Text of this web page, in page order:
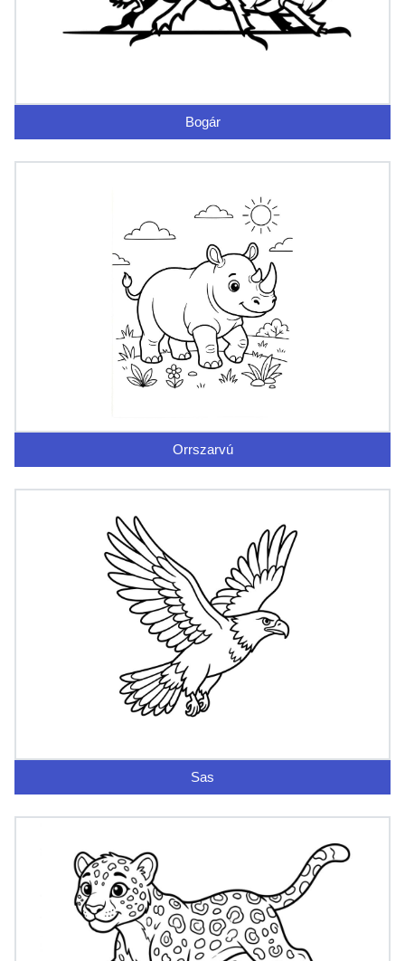
Bogár
Orrszarvú
Sas